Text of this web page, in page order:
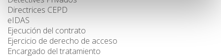
Directrices CEPD
eIDAS
Ejecución del contrato
Ejercicio de derecho de acceso
Encargado del tratamiento